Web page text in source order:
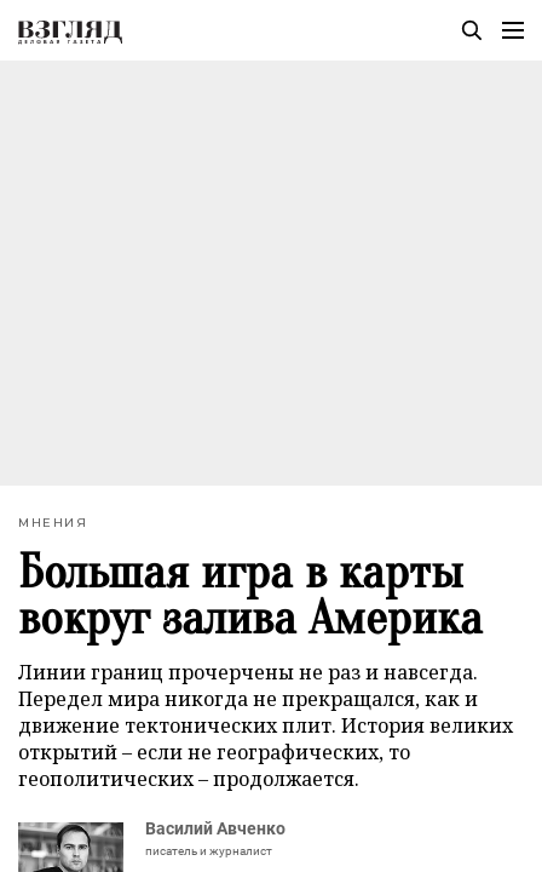
МНЕНИЯ
Большая игра в карты
вокруг залива Америка
Линии границ прочерчены не раз и навсегда.
Передел мира никогда не прекращался, как и
движение тектонических плит. История великих
открытий – если не географических, то
геополитических – продолжается.
Василий Авченко
писатель и журналист